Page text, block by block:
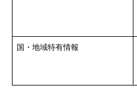
国・地域特有情報